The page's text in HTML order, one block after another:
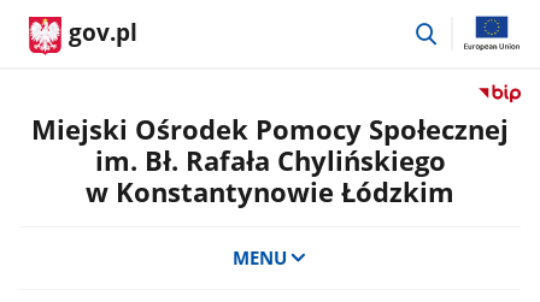
gov.pl
przejdź
Przejdź
do
Miejski Ośrodek Pomocy Społecznej
im. Bł. Rafała Chylińskiego
w Konstantynowie Łódzkim
MENU